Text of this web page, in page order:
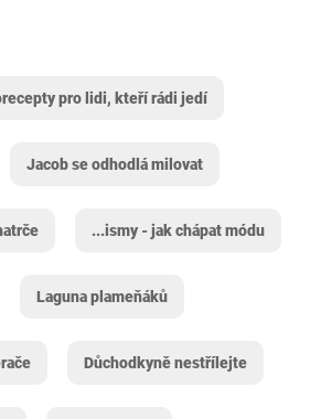
pro lidi, kteří rádi jedí
Jacob se odhodlá milovat
...ismy - jak chápat módu
Laguna plameňáků
Důchodkyně nestřílejte